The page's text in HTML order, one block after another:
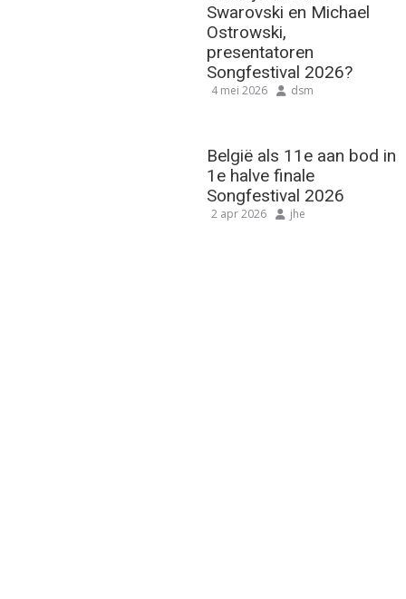
Swarovski en Michael
Ostrowski,
presentatoren
Songfestival 2026?
4 mei 2026 dsm
België als 11e aan bod in
1e halve finale
Songfestival 2026
2 apr 2026 jhe